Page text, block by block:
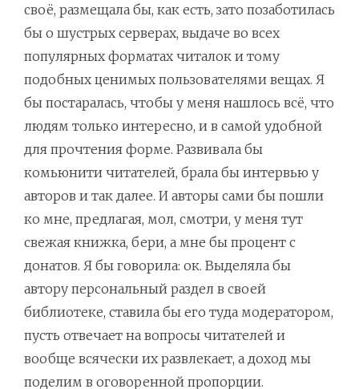
своё, размещала бы, как есть, зато позаботилась
бы о шустрых серверах, выдаче во всех
популярных форматах читалок и тому
подобных ценимых пользователями вещах. Я
бы постаралась, чтобы у меня нашлось всё, что
людям только интересно, и в самой удобной
для прочтения форме. Развивала бы
комьюнити читателей, брала бы интервью у
авторов и так далее. И авторы сами бы пошли
ко мне, предлагая, мол, смотри, у меня тут
свежая книжка, бери, а мне бы процент с
донатов. Я бы говорила: ок. Выделяла бы
автору персональный раздел в своей
библиотеке, ставила бы его туда модератором,
пусть отвечает на вопросы читателей и
вообще всячески их развлекает, а доход мы
поделим в оговоренной пропорции.